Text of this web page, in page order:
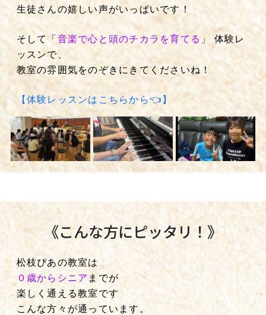
生徒さんの嬉しい声がいっぱいです！
そして「 音楽で心と頭のチカラを育てる 」 体験レ
ッスンで、
教室の雰囲気をのぞきにきてくださいね！
【体験レッスンはこちらから👈】
《こんな方にピッタリ！》
松枝ぴあの教室は
０歳からシニア までが
楽しく通える教室です
こんな方々が通っています。